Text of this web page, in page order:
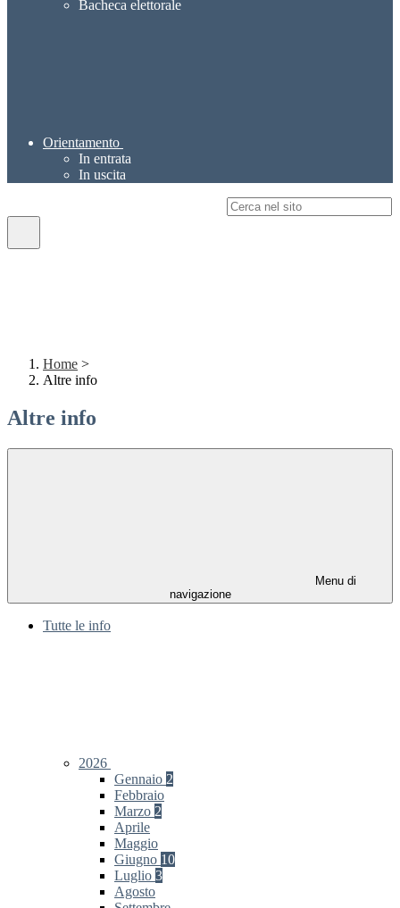
Bacheca elettorale
Orientamento
In entrata
In uscita
Home >
Altre info
Altre info
Menu di
navigazione
Tutte le info
2026
Gennaio 2
Febbraio
Marzo 2
Aprile
Maggio
Giugno 10
Luglio 3
Agosto